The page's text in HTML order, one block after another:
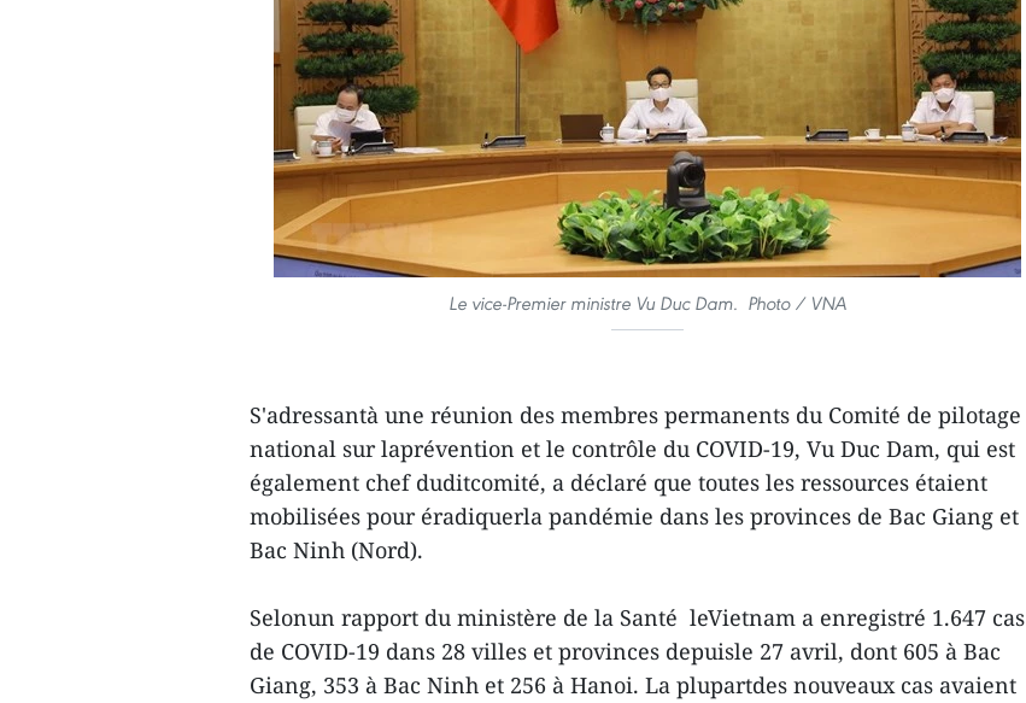
Le vice-Premier ministre Vu Duc Dam. Photo / VNA
S'adressantà une réunion des membres permanents du Comité de pilotage
national sur laprévention et le contrôle du COVID-19, Vu Duc Dam, qui est
également chef duditcomité, a déclaré que toutes les ressources étaient
mobilisées pour éradiquerla pandémie dans les provinces de Bac Giang et
Bac Ninh (Nord).
Selonun rapport du ministère de la Santé leVietnam a enregistré 1.647 cas
de COVID-19 dans 28 villes et provinces depuisle 27 avril, dont 605 à Bac
Giang, 353 à Bac Ninh et 256 à Hanoi. La plupartdes nouveaux cas avaient